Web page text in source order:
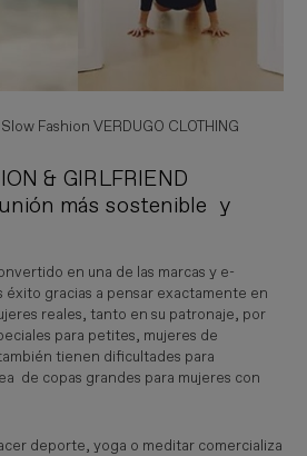
Fashion VERDUGO CLOTHING
& GIRLFRIEND
más sostenible y
en una de las marcas y e-
éxito gracias a pensar exactamente en
reales, tanto en su patronaje, por
para petites, mujeres de
tienen dificultades para
de copas grandes para mujeres con
deporte, yoga o meditar comercializa